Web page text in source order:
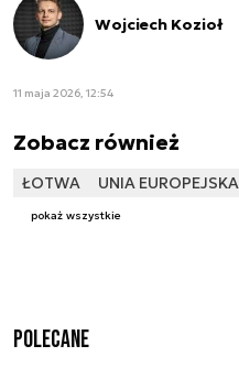
Wojciech Kozioł
11 maja 2026, 12:54
Zobacz również
ŁOTWA UNIA EUROPEJSKA
pokaż wszystkie
Polecane